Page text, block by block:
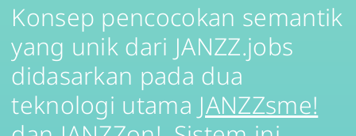
Konsep pencocokan semantik
yang unik dari JANZZ.jobs
didasarkan pada dua
teknologi utama JANZZsme!